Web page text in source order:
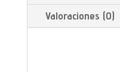
Valoraciones (0)